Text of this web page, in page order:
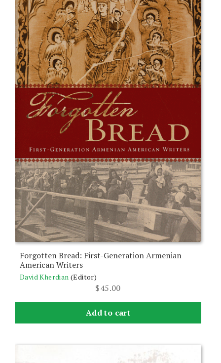
Forgotten Bread: First-Generation Armenian
American Writers
David Kherdian (Editor)
$45.00
Add to cart